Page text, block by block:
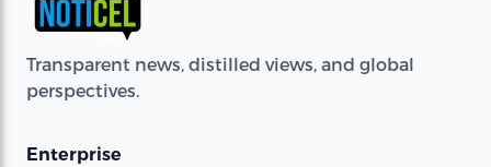
Transparent news, distilled views, and global
perspectives.
Enterprise